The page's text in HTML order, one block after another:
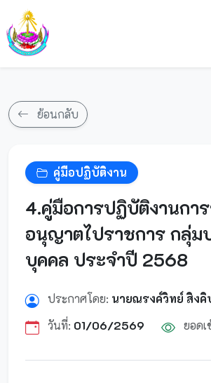
ย้อนกลับ
คู่มือปฏิบัติงาน
4.คู่มือการปฏิบัติงานกา
อนุญาตไปราชการ กลุ่ม
บุคคล ประจำปี 2568
ประกาศโดย: นายณรงค์วิทย์ สิงคิ
วันที่: 01/06/2569 ยอดเ